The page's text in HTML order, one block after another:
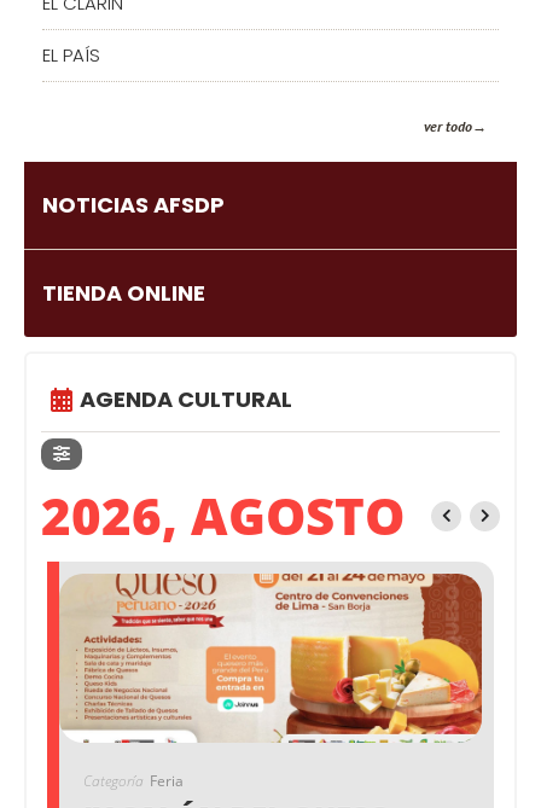
EL PAÍS
ver todo
NOTICIAS AFSDP
TIENDA ONLINE
AGENDA CULTURAL
2026, AGOSTO
Categoría Feria